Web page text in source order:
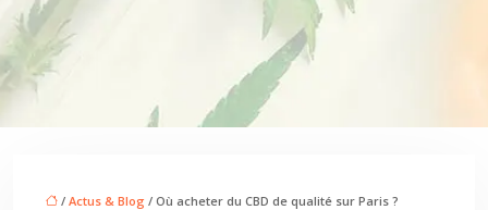
/ Actus & Blog / Où acheter du CBD de qualité sur Paris ?